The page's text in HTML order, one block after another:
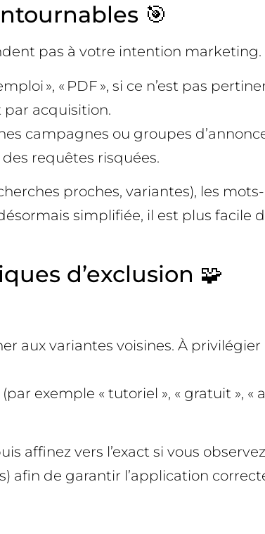
🎯
pas à votre intention marketing.
», « PDF », si ce n’est pas
par acquisition.
campagnes ou groupes
requêtes risquées.
proches, variantes), les
simplifiée, il est plus facile
d’exclusion 🧩
aux variantes voisines. À
exemple « tutoriel », « gratuit », «
affinez vers l’exact si vous
afin de garantir l’application